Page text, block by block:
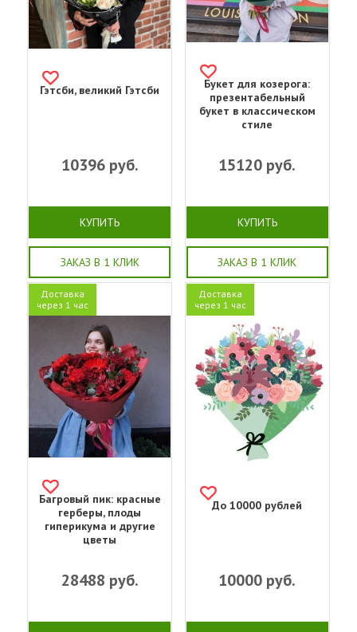
Гэтсби, великий Гэтсби
10396руб.
КУПИТЬ
ЗАКАЗ В 1 КЛИК
Букет для козерога:
презентабельный
букет в классическом
стиле
15120 руб.
КУПИТЬ
ЗАКАЗ В 1 КЛИК
Доставка
через 1 час
Багровый пик: красные
герберы, плоды
гиперикума и другие
цветы
28488 руб.
Доставка
через 1 час
До 10000 рублей
10000 руб.